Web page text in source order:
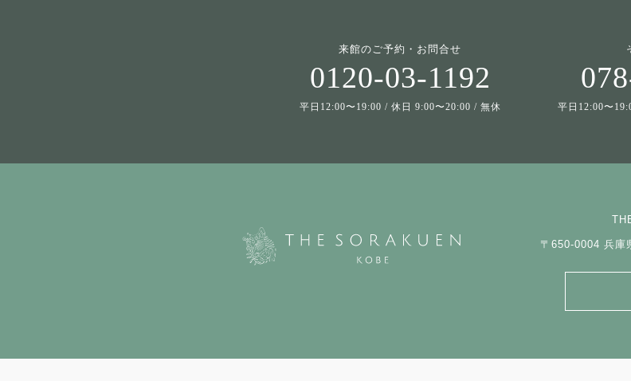
来館のご予約・お問合せ
0120-03-1192
平日12:00〜19:00 / 休日 9:00〜20:00 / 無休 平日12:00〜
〒650-0004 兵庫